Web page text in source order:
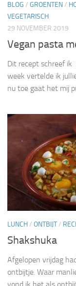
BLOG / GROENTEN/
VEGETARISCH
29 NOVEMBER 2019
Vegan pasta
Dit recept schreef ik
week vertelde ik
nu toe gaat het mij
LUNCH/ ONTBIJT/
Shakshuka
Afgelopen vrijdag
ontbijtje. Waar